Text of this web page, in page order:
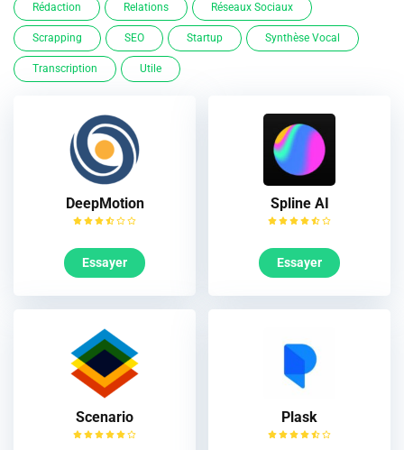
Rédaction Relations Réseaux Sociaux
Scrapping SEO Startup Synthèse Vocal
Transcription Utile
DeepMotion
Essayer
Spline AI
Essayer
Scenario Plask